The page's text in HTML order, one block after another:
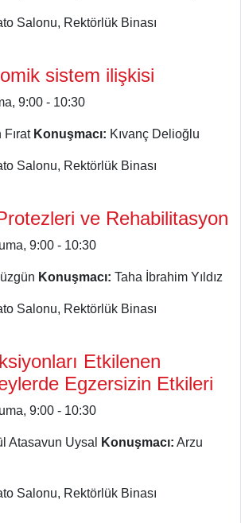
Salonu, Rektörlük Binası
sistem ilişkisi
9:00 - 10:30
Fırat Konuşmacı: Kıvanç Delioğlu
Salonu, Rektörlük Binası
ve Rehabilitasyon
9:00 - 10:30
Konuşmacı: Taha İbrahim Yıldız
Salonu, Rektörlük Binası
Etkilenen
Egzersizin Etkileri
9:00 - 10:30
Atasavun Uysal Konuşmacı: Arzu
Salonu, Rektörlük Binası